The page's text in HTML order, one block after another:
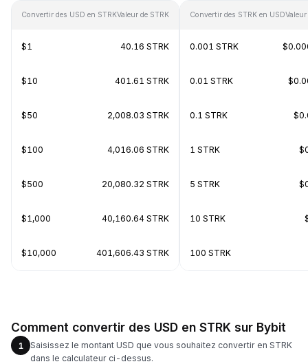
Convertir des USD en STRKValeur de STRK
$1 40.16 STRK
$10 401.61 STRK
$50 2,008.03 STRK
$100 4,016.06 STRK
$500 20,080.32 STRK
$1,000 40,160.64 STRK
$10,000 401,606.43 STRK
Convertir des STRK en USD
0.001 STRK
0.01 STRK
0.1 STRK
1 STRK
5 STRK
10 STRK
100 STRK
Comment convertir des USD en STRK sur Bybit
1
Saisissez le montant USD que vous souhaitez convertir en STRK
dans le calculateur ci-dessus.